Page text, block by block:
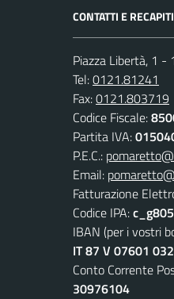
CONTATTI E RECAPITI
Piazza Libertà, 1 -
Tel:0121.81241
Fax:0121.803719
Codice Fiscale:
Partita IVA:
P.E.C.:
Email:
Fatturazione
Codice IPA:c_g805
IBAN (per i vostri
IT 87 V 07601
Conto Corrente
30976104